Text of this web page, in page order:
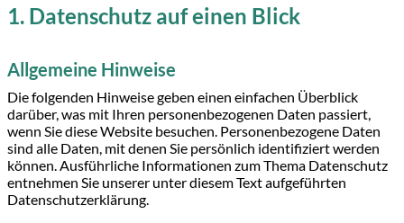
1. Datenschutz auf einen Blick
Allgemeine Hinweise
Die folgenden Hinweise geben einen einfachen Überblick
darüber, was mit Ihren personenbezogenen Daten passiert,
wenn Sie diese Website besuchen. Personenbezogene Daten
sind alle Daten, mit denen Sie persönlich identifiziert werden
können. Ausführliche Informationen zum Thema Datenschutz
entnehmen Sie unserer unter diesem Text aufgeführten
Datenschutzerklärung.